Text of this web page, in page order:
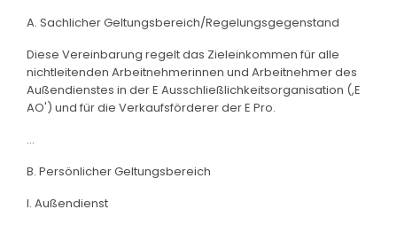
A. Sachlicher Geltungsbereich/Regelungsgegenstand
Diese Vereinbarung regelt das Zieleinkommen für alle
nichtleitenden Arbeitnehmerinnen und Arbeitnehmer des
Außendienstes in der E Ausschließlichkeitsorganisation (,E
AO') und für die Verkaufsförderer der E Pro.
...
B. Persönlicher Geltungsbereich
I. Außendienst